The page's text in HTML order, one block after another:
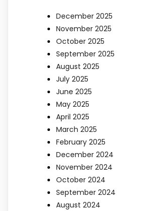
December 2025
November 2025
October 2025
September 2025
August 2025
July 2025
June 2025
May 2025
April 2025
March 2025
February 2025
December 2024
November 2024
October 2024
September 2024
August 2024